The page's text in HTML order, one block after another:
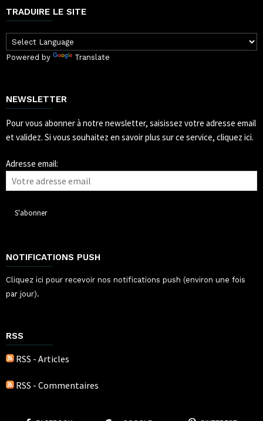
TRADUIRE LE SITE
Powered by Translate
NEWSLETTER
Pour vous abonner à notre newsletter, saisissez votre adresse email
et validez. Si vous souhaitez en savoir plus sur ce service, cliquez ici.
Adresse email:
NOTIFICATIONS PUSH
Cliquez ici pour recevoir nos notifications push (environ une fois
par jour).
RSS
RSS - Articles
RSS - Commentaires